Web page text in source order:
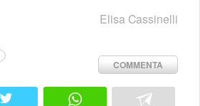
Elisa Cassinelli
COMMENTA